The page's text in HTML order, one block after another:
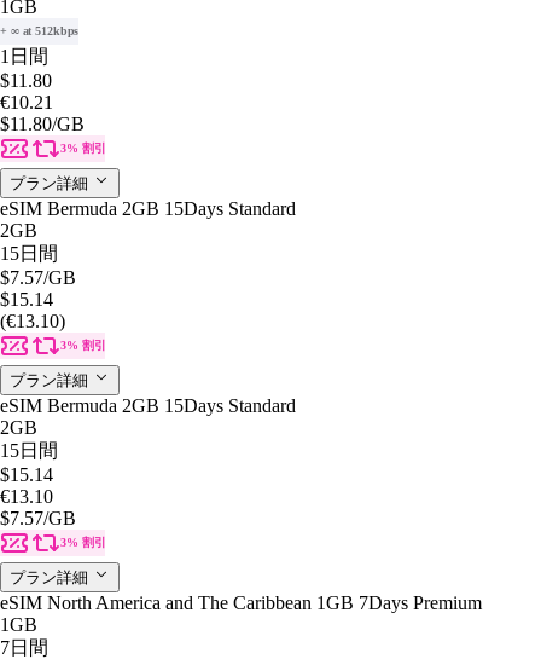
1GB
+ ∞ at 512kbps
1日間
$11.80
€10.21
$11.80/GB
3% 割引
プラン詳細
eSIM Bermuda 2GB 15Days Standard
2GB
15日間
$7.57/GB
$15.14
(€13.10)
3% 割引
プラン詳細
eSIM Bermuda 2GB 15Days Standard
2GB
15日間
$15.14
€13.10
$7.57/GB
3% 割引
プラン詳細
eSIM North America and The Caribbean 1GB 7Days Premium
1GB
7日間